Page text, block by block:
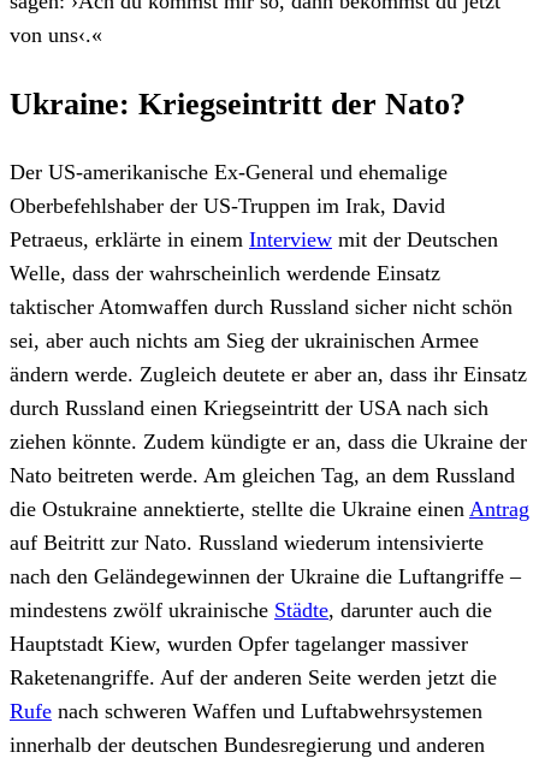
von uns‹.«
Ukraine: Kriegseintritt der Nato?
Der US-amerikanische Ex-General und ehemalige
Oberbefehlshaber der US-Truppen im Irak, David
Petraeus, erklärte in einem Interview mit der Deutschen
Welle, dass der wahrscheinlich werdende Einsatz
taktischer Atomwaffen durch Russland sicher nicht schön
sei, aber auch nichts am Sieg der ukrainischen Armee
ändern werde. Zugleich deutete er aber an, dass ihr Einsatz
durch Russland einen Kriegseintritt der USA nach sich
ziehen könnte. Zudem kündigte er an, dass die Ukraine der
Nato beitreten werde. Am gleichen Tag, an dem Russland
die Ostukraine annektierte, stellte die Ukraine einen Antrag
auf Beitritt zur Nato. Russland wiederum intensivierte
nach den Geländegewinnen der Ukraine die Luftangriffe –
mindestens zwölf ukrainische Städte, darunter auch die
Hauptstadt Kiew, wurden Opfer tagelanger massiver
Raketenangriffe. Auf der anderen Seite werden jetzt die
Rufe nach schweren Waffen und Luftabwehrsystemen
innerhalb der deutschen Bundesregierung und anderen